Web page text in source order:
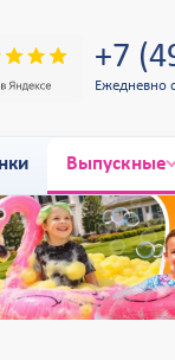
+7
Ежедневно
Выпускные